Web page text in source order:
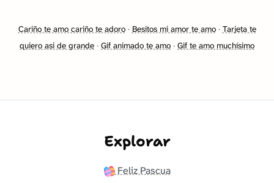
Cariño te amo cariño te adoro· Besitos mi amor te amo· Tarjeta te
quiero asi de grande · Gif animado te amo · Gif te amo muchísimo
Explorar
Feliz Pascua